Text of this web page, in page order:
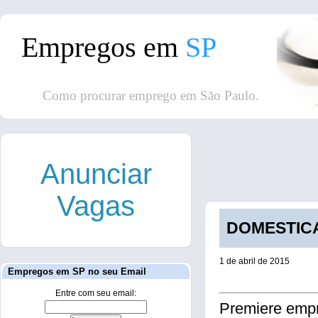
Empregos em SP
Como procurar emprego em São Paulo.
1 de abril de 2015
Premiere
Anunciar
Vagas
Empregos em SP no seu Email
Entre com seu email: